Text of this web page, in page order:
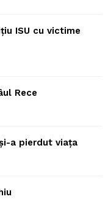
ISU cu victime
Rece
a pierdut viața